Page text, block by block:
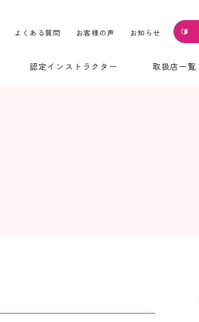
よくある質問 お客様の声 お知らせ
認定インストラクター 取扱店一覧